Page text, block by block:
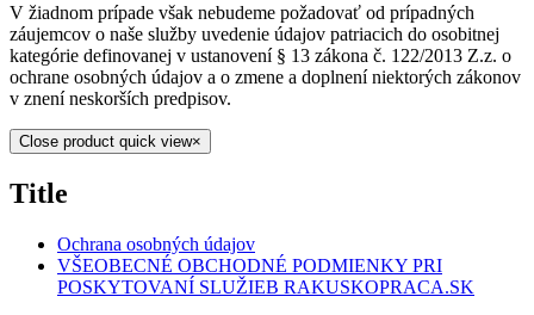
V žiadnom prípade však nebudeme požadovať od prípadných
záujemcov o naše služby uvedenie údajov patriacich do osobitnej
kategórie definovanej v ustanovení § 13 zákona č. 122/2013 Z.z. o
ochrane osobných údajov a o zmene a doplnení niektorých zákonov
v znení neskorších predpisov.
Close product quick view×
Title
Ochrana osobných údajov
VŠEOBECNÉ OBCHODNÉ PODMIENKY PRI
POSKYTOVANÍ SLUŽIEB RAKUSKOPRACA.SK